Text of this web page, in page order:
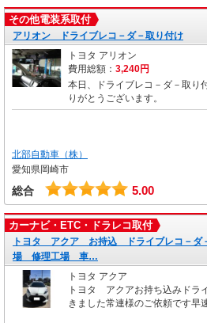
その他電装系取付
アリオン ドライブレコ－ダ－取り付け
トヨタ アリオン
費用総額： 3,240円
本日、ドライブレコ－ダ－取り
りがとうございます。
北部自動車（株）
愛知県岡崎市
総合 5.00
カーナビ・ETC・ドラレコ取付
トヨタ アクア お持込 ドライブレコ－
場 修理工場 車…
トヨタ アクア
トヨタ アクアお持ち込みドラ
きました常連様のご依頼です早